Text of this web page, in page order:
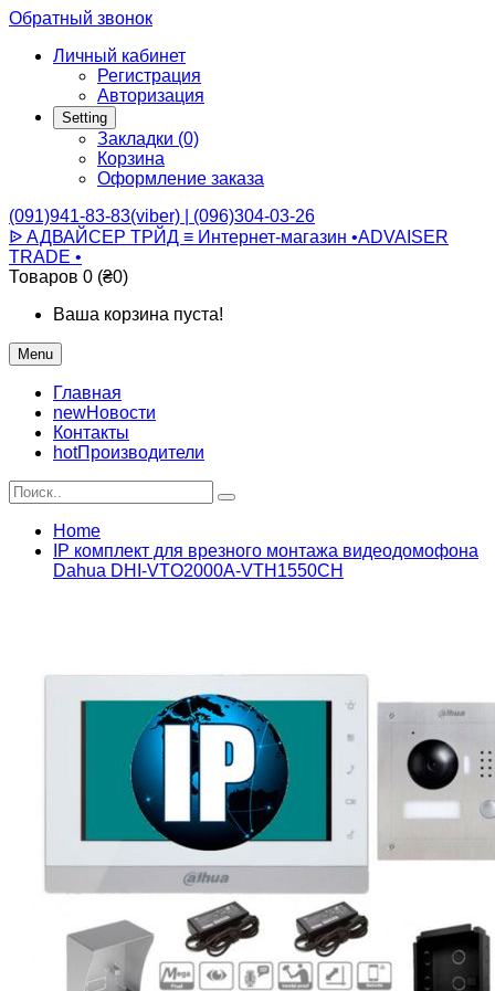
Обратный звонок
Личный кабинет
Регистрация
Авторизация
Setting
Закладки (0)
Корзина
Оформление заказа
(091)941-83-83(viber) | (096)304-03-26
ᐉ АДВАЙСЕР ТРЙД ≡ Интернет-магазин •ADVAISER
TRADE •
Товаров 0 (₴0)
Ваша корзина пуста!
Menu
Главная
newНовости
Контакты
hotПроизводители
Home
IP комплект для врезного монтажа видеодомофона
Dahua DHI-VTO2000A-VTH1550CH